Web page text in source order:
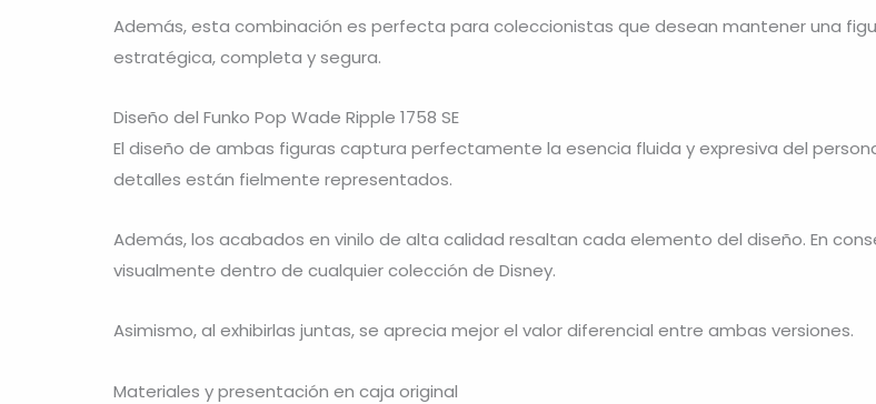
Además, esta combinación es perfecta para coleccionistas que desean mantener una
estratégica, completa y segura.
Diseño del Funko Pop Wade Ripple 1758 SE
El diseño de ambas figuras captura perfectamente la esencia fluida y expresiva del
detalles están fielmente representados.
Además, los acabados en vinilo de alta calidad resaltan cada elemento del diseño. En
visualmente dentro de cualquier colección de Disney.
Asimismo, al exhibirlas juntas, se aprecia mejor el valor diferencial entre ambas versiones.
Materiales y presentación en caja original